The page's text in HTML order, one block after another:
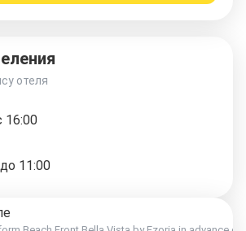
отеля
16:00
11:00